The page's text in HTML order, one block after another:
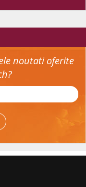
noutati oferite